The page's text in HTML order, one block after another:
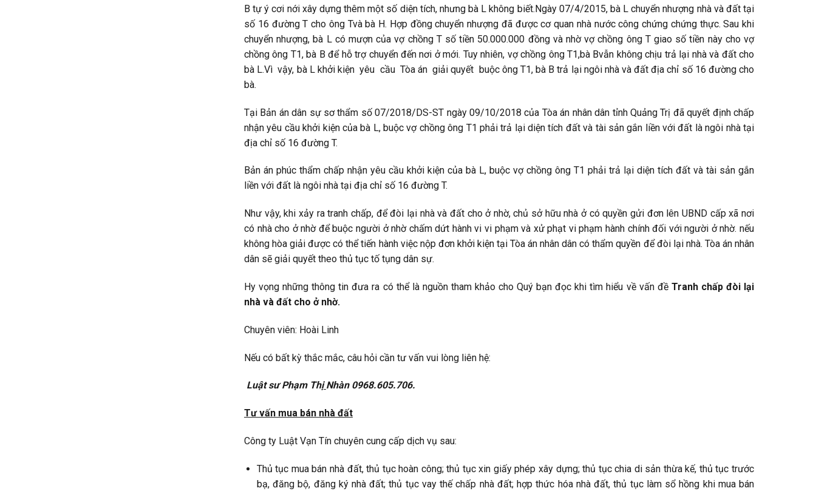
B tự ý cơi nới xây dựng thêm một số diện tích, nhưng bà L không biết.Ngày 07/4/2015, bà L chuyển nhượng nhà và đất tại
số 16 đường T cho ông Tvà bà H. Hợp đồng chuyển nhượng đã được cơ quan nhà nước công chứng chứng thực. Sau khi
chuyển nhượng, bà L có mượn của vợ chồng T số tiền 50.000.000 đồng và nhờ vợ chồng ông T giao số tiền này cho vợ
chồng ông T1, bà B để hỗ trợ chuyển đến nơi ở mới. Tuy nhiên, vợ chồng ông T1,bà Bvẫn không chịu trả lại nhà và đất cho
bà L.Vì vậy, bà L khởi kiện yêu cầu Tòa án giải quyết buộc ông T1, bà B trả lại ngôi nhà và đất địa chỉ số 16 đường cho
bà.
Tại Bản án dân sự sơ thẩm số 07/2018/DS-ST ngày 09/10/2018 của Tòa án nhân dân tỉnh Quảng Trị đã quyết định chấp
nhận yêu cầu khởi kiện của bà L, buộc vợ chồng ông T1 phải trả lại diện tích đất và tài sản gắn liền với đất là ngôi nhà tại
địa chỉ số 16 đường T.
Bản án phúc thẩm chấp nhận yêu cầu khởi kiện của bà L, buộc vợ chồng ông T1 phải trả lại diện tích đất và tài sản gắn
liền với đất là ngôi nhà tại địa chỉ số 16 đường T.
Như vậy, khi xảy ra tranh chấp, để đòi lại nhà và đất cho ở nhờ, chủ sở hữu nhà ở có quyền gửi đơn lên UBND cấp xã nơi
có nhà cho ở nhờ để buộc người ở nhờ chấm dứt hành vi vi phạm và xử phạt vi phạm hành chính đối với người ở nhờ. nếu
không hòa giải được có thể tiến hành việc nộp đơn khởi kiện tại Tòa án nhân dân có thẩm quyền để đòi lại nhà. Tòa án nhân
dân sẽ giải quyết theo thủ tục tố tụng dân sự.
Hy vọng những thông tin đưa ra có thể là nguồn tham khảo cho Quý bạn đọc khi tìm hiểu về vấn đề Tranh chấp đòi lại
nhà và đất cho ở nhờ.
Chuyên viên: Hoài Linh
Nếu có bất kỳ thắc mắc, câu hỏi cần tư vấn vui lòng liên hệ:
Luật sư Phạm Thị Nhàn 0968.605.706.
Tư vấn mua bán nhà đất
Công ty Luật Vạn Tín chuyên cung cấp dịch vụ sau:
Thủ tục mua bán nhà đất, thủ tục hoàn công; thủ tục xin giấy phép xây dựng; thủ tục chia di sản thừa kế, thủ tục trước
bạ, đăng bộ, đăng ký nhà đất; thủ tục vay thế chấp nhà đất; hợp thức hóa nhà đất, thủ tục làm sổ hồng khi mua bán